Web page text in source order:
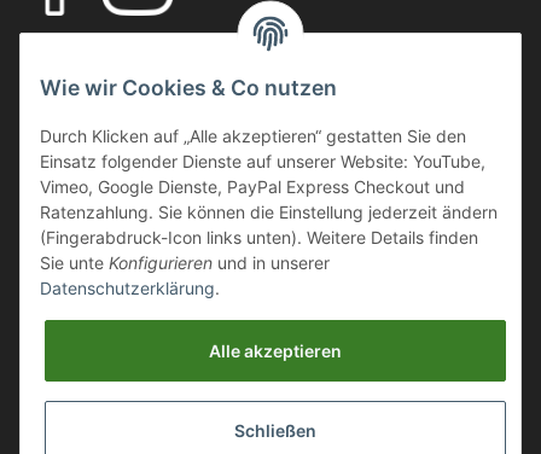
Ihr Fachhandel für Transport und Verladung, sowie Sicherheitsschuhe
Sicherheitsschuhen. Unter anderemSCHÜTZE SCHUHE, SOLID
GEARoder auchGIASCO.
Webmaster Directory
https://deinshop.eu
Arbeitsschuhe / Sicherheitsschuhe Online Shop
Aluminium Transportboxen / ALU Stauboxen / Aluminium
Auffahrrampen
* Alle Preise inkl. gesetzlicher USt., zzgl.Versand
Wie wir Cookies & Co nutzen
Durch Klicken auf „Alle akzeptieren“ gestatten Sie den
Einsatz folgender Dienste auf unserer Website: YouTube,
Vimeo, Google Dienste, PayPal Express Checkout und
Ratenzahlung. Sie können die Einstellung jederzeit ändern
(Fingerabdruck-Icon links unten). Weitere Details finden
Sie unte Konfigurieren und in unserer
Datenschutzerklärung.
Alle akzeptieren
Schließen